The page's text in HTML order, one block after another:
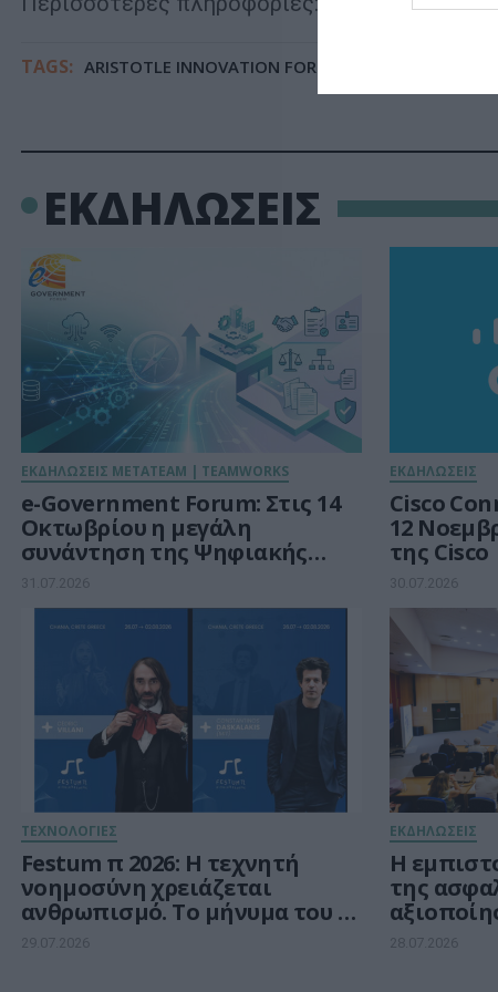
TAGS: ARISTOTLE INNOVATION FORUM 2026
ΕΚΔΗΛΩΣΕΙΣ
ΕΚΔΗΛΩΣΕΙΣ METATEAM | TEAMWORKS
e-Government Forum: Στις 14
Οκτωβρίου η μεγάλη
συνάντηση της Ψηφιακής
Διακυβέρνησης στην εποχή
μετά το RRF
31.07.2026
ΕΚΔΗΛΩΣΕΙΣ
Cisco
12
της Cisco
30.07.2026
ΤΕΧΝΟΛΟΓΙΕΣ
Festum π 2026: Η τεχνητή
νοημοσύνη χρειάζεται
ανθρωπισμό. Το μήνυμα του Κ.
Δασκαλάκη από τα Χανιά
29.07.2026
ΕΚΔΗΛΩΣΕΙΣ
Η
της
δεδομένων
28.07.2026